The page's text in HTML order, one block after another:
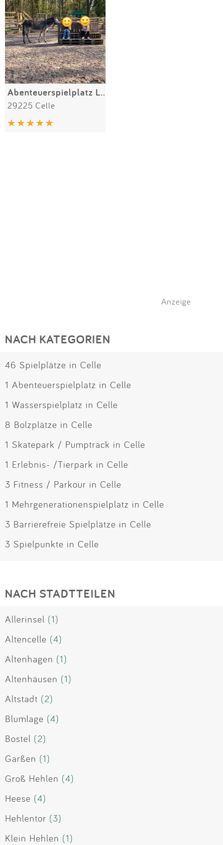
Anmelden
SPIELGERÄTE
Alle Filter (1) zurücksetzen
Abenteuerspielplatz Lobetal
29225 Celle
Anzeige
NACH KATEGORIEN
46 Spielplätze in Celle
1 Abenteuerspielplatz in Celle
1 Wasserspielplatz in Celle
8 Bolzplätze in Celle
1 Skatepark / Pumptrack in Celle
1 Erlebnis- /Tierpark in Celle
3 Fitness / Parkour in Celle
1 Mehrgenerationenspielplatz in Celle
3 Barrierefreie Spielplätze in Celle
3 Spielpunkte in Celle
NACH STADTTEILEN
Allerinsel (1)
Altencelle (4)
Altenhagen (1)
Altenhäusen (1)
Altstadt (2)
Blumlage (4)
Bostel (2)
Garßen (1)
Groß Hehlen (4)
Heese (4)
Hehlentor (3)
Klein Hehlen (1)